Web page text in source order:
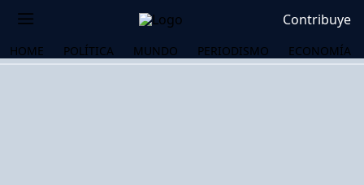
Contribuye
HOME POLÍTICA MUNDO PERIODISMO ECONOMÍA